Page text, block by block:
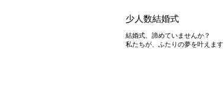
少人数結婚式
結婚式、諦めていませんか？
私たちが、ふたりの夢を叶えます